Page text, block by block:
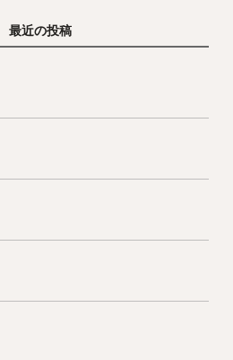
最近の投稿